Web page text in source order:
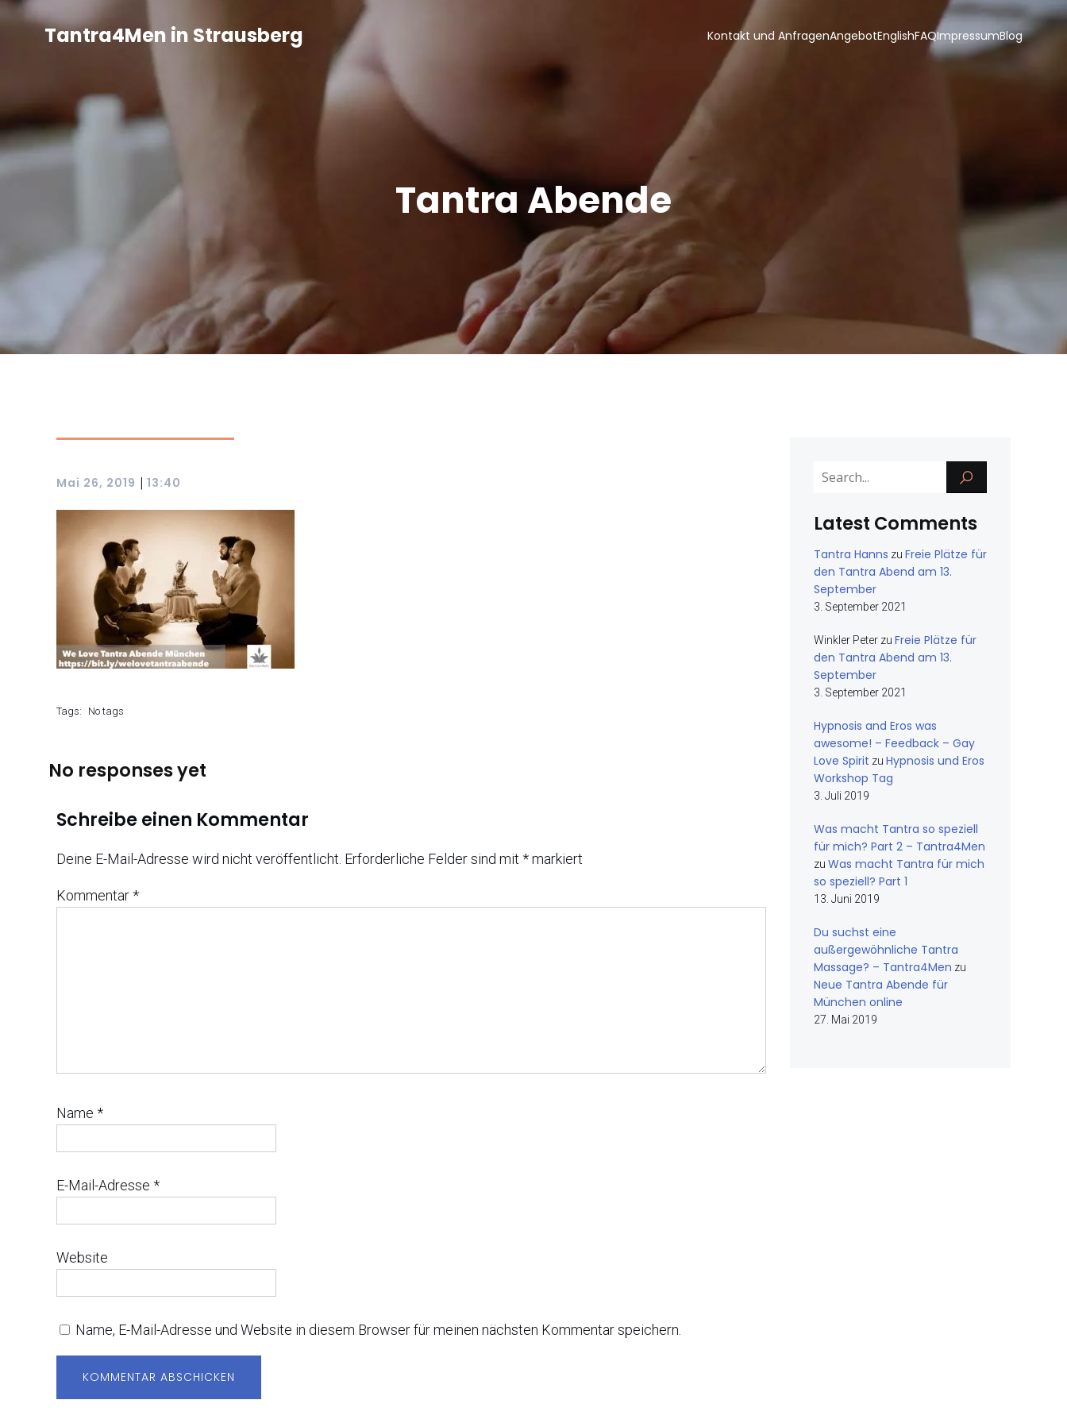
Tantra4Men in Strausberg Kontakt und AnfragenAngebotEnglishFAQImpressumBlog
Tantra Abende
Mai 26, 2019 | 13:40
Tags: No tags
No responses yet
Schreibe einen Kommentar
Deine E-Mail-Adresse wird nicht veröffentlicht. Erforderliche Felder sind mit *markiert
Kommentar*
Name *
E-Mail-Adresse *
Website
Name, E-Mail-Adresse und Website in diesem Browser für meinen nächsten Kommentar speichern.
Latest Comments
Tantra Hanns zu Freie Plätze für
den Tantra Abend am 13.
September
3. September 2021
Winkler Peter zu Freie Plätze für
den Tantra Abend am 13.
September
3. September 2021
Hypnosis and Eros was
awesome! – Feedback – Gay
Love Spirit zu Hypnosis und Eros
Workshop Tag
3. Juli 2019
Was macht Tantra so speziell
für mich? Part 2 – Tantra4Men
zu Was macht Tantra für mich
so speziell? Part 1
13. Juni 2019
Du suchst eine
außergewöhnliche Tantra
Massage? – Tantra4Men zu
Neue Tantra Abende für
München online
27. Mai 2019